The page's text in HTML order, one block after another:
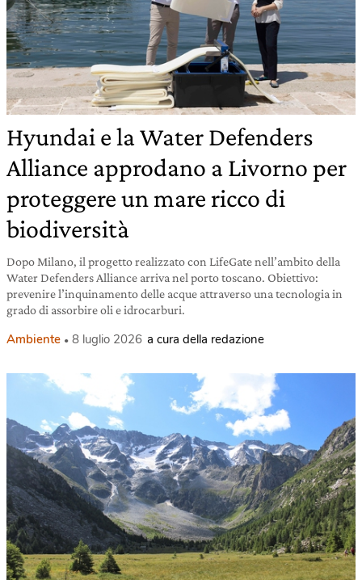
Hyundai e la Water Defenders
Alliance approdano a Livorno per
proteggere un mare ricco di
biodiversità
Dopo Milano, il progetto realizzato con LifeGate nell’ambito della
Water Defenders Alliance arriva nel porto toscano. Obiettivo:
prevenire l’inquinamento delle acque attraverso una tecnologia in
grado di assorbire oli e idrocarburi.
Ambiente 8 luglio 2026 a cura della redazione